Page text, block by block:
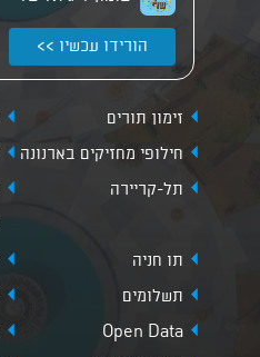
הורידו עכשיו >>
זימון תורים
חילופי מחזיקים בארנונה
תל-קריירה
תו חניה
תשלומים
Open Data